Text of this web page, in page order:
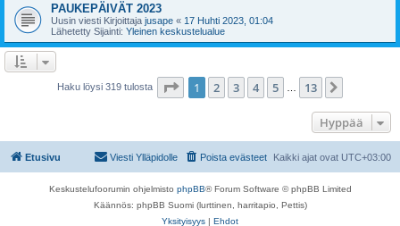
PAUKEPÄIVÄT 2023
Uusin viesti Kirjoittaja jusape « 17 Huhti 2023, 01:04
Lähetetty Sijainti: Yleinen keskustelualue
Haku löysi 319 tulosta Sivu /13
1 2 3 4 5 13
Hyppää
Etusivu Kaikki ajat ovat UTC+03:00
Poista evästeet
Viesti Ylläpidolle
Keskustelufoorumin ohjelmisto phpBB® Forum Software © phpBB Limited
Käännös: phpBB Suomi (lurttinen, harritapio, Pettis)
Yksityisyys | Ehdot